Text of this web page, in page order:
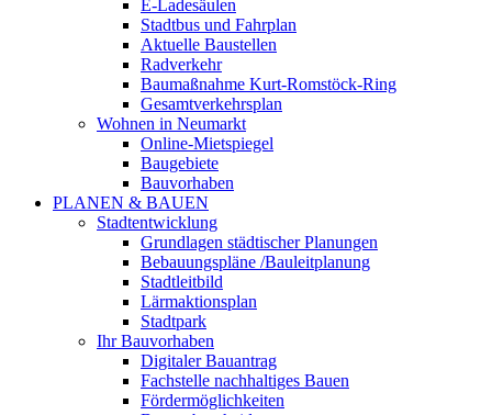
E-Ladesäulen
Stadtbus und Fahrplan
Aktuelle Baustellen
Radverkehr
Baumaßnahme Kurt-Romstöck-Ring
Gesamtverkehrsplan
Wohnen in Neumarkt
Online-Mietspiegel
Baugebiete
Bauvorhaben
PLANEN & BAUEN
Stadtentwicklung
Grundlagen städtischer Planungen
Bebauungspläne /Bauleitplanung
Stadtleitbild
Lärmaktionsplan
Stadtpark
Ihr Bauvorhaben
Digitaler Bauantrag
Fachstelle nachhaltiges Bauen
Fördermöglichkeiten